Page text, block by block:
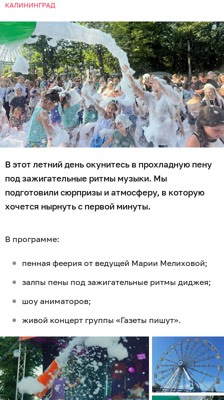
КАЛИНИНГРАД
В этот летний день окунитесь в прохладную пену
под зажигательные ритмы музыки. Мы
подготовили сюрпризы и атмосферу, в которую
хочется нырнуть с первой минуты.
В программе:
пенная феерия от ведущей Марии Мелиховой;
залпы пены под зажигательные ритмы диджея;
шоу аниматоров;
живой концерт группы «Газеты пишут».